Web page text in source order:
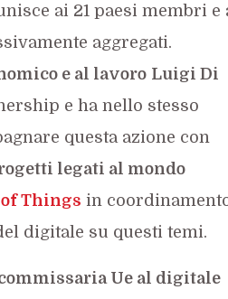
ai 21 paesi membri e
aggregati.
e al lavoro Luigi Di
e ha nello stesso
questa azione con
legati al mondo
Things in
digitale su questi temi.
Ue al digitale